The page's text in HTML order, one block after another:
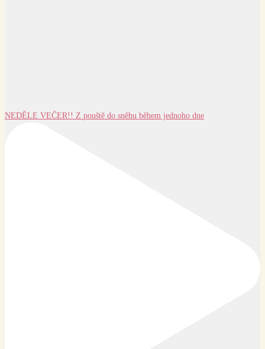
NEDĚLE VEČER!! Z pouště do sněhu během jednoho dne